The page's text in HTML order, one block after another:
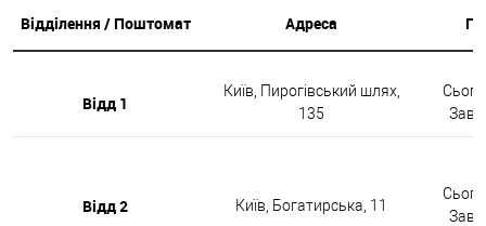
Відділення / Поштомат Адреса
Відд 1
Київ, Пирогівський шлях,
135
Відд 2 Київ, Богатирська, 11